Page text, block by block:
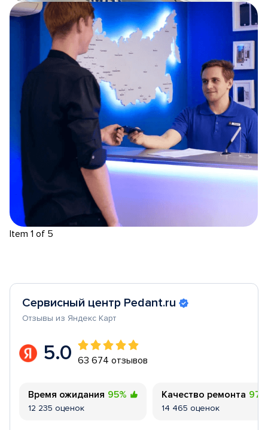
Item 1 of 5
Сервисный центр Pedant.ru
Отзывы из Яндекс Карт
5.0 63 674 отзывов
Время ожидания 95%
12 235 оценок
Качество ремонта 97%
14 465 оценок